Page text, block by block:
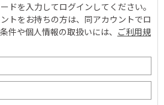
ドを入力してログインしてください。
トをお持ちの方は、同アカウントでロ
件や個人情報の取扱いには、 ご利用規